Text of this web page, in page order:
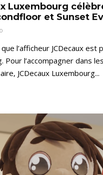
Luxembourg
et Sunset
0
l’afficheur JCDecaux est
Pour l’accompagner dans
JCDecaux Luxembourg...